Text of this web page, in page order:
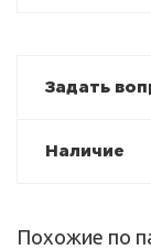
Задать
Наличие
Похожие по